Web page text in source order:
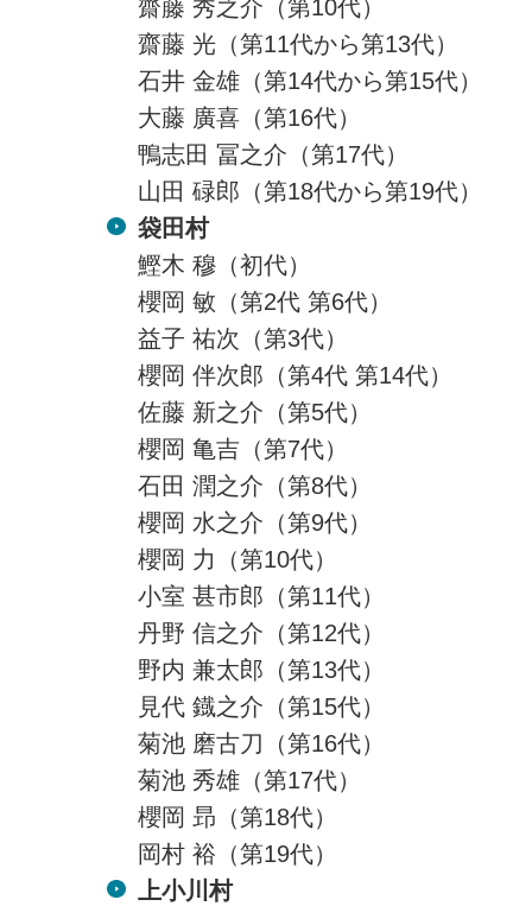
齋藤 秀之介（第10代）
齋藤 光（第11代から第13代）
石井 金雄（第14代から第15代）
大藤 廣喜（第16代）
鴨志田 冨之介（第17代）
山田 碌郎（第18代から第19代）
袋田村
鰹木 穆（初代）
櫻岡 敏（第2代 第6代）
益子 祐次（第3代）
櫻岡 伴次郎（第4代 第14代）
佐藤 新之介（第5代）
櫻岡 亀吉（第7代）
石田 潤之介（第8代）
櫻岡 水之介（第9代）
櫻岡 力（第10代）
小室 甚市郎（第11代）
丹野 信之介（第12代）
野内 兼太郎（第13代）
見代 鐡之介（第15代）
菊池 磨古刀（第16代）
菊池 秀雄（第17代）
櫻岡 昻（第18代）
岡村 裕（第19代）
上小川村